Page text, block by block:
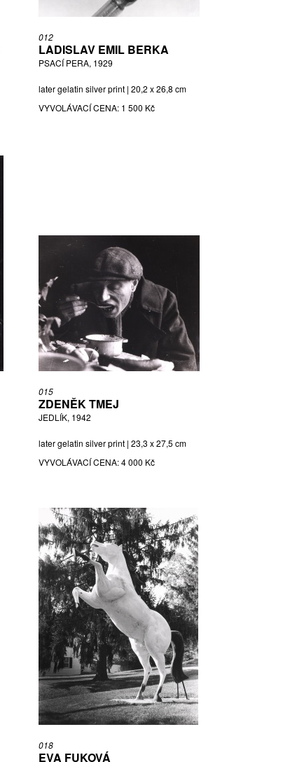
012
LADISLAV EMIL BERKA
PSACÍ PERA, 1929
later gelatin silver print | 20,2 x 26,8 cm
VYVOLÁVACÍ CENA: 1 500 Kč
015
ZDENĚK TMEJ
JEDLÍK, 1942
later gelatin silver print | 23,3 x 27,5 cm
VYVOLÁVACÍ CENA:4 000 Kč
018
EVA FUKOVÁ